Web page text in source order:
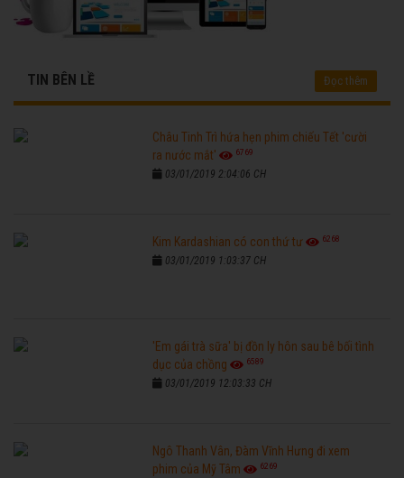
TIN BÊN LỀ Đọc thêm
Châu Tinh Trì hứa hẹn phim chiếu Tết 'cười
ra nước mắt'
6769
03/01/2019 2:04:06 CH
Kim Kardashian có con thứ tư 6268
03/01/2019 1:03:37 CH
'Em gái trà sữa' bị đồn ly hôn sau bê bối tình
dục của chồng
6589
03/01/2019 12:03:33 CH
Ngô Thanh Vân, Đàm Vĩnh Hưng đi xem
phim của Mỹ Tâm
6269